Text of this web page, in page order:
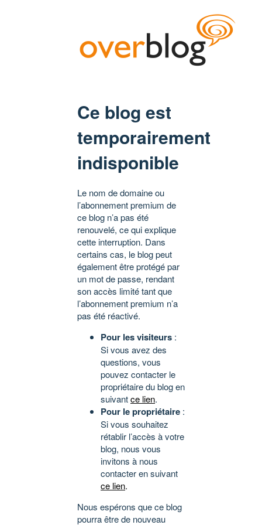
Ce blog est
temporairement
indisponible
Le nom de domaine ou
l’abonnement premium de
ce blog n’a pas été
renouvelé, ce qui explique
cette interruption. Dans
certains cas, le blog peut
également être protégé par
un mot de passe, rendant
son accès limité tant que
l’abonnement premium n’a
pas été réactivé.
Pour les visiteurs :
Si vous avez des
questions, vous
pouvez contacter le
propriétaire du blog en
suivantce lien.
Pour le propriétaire :
Si vous souhaitez
rétablir l’accès à votre
blog, nous vous
invitons à nous
contacter en suivant
ce lien.
Nous espérons que ce blog
pourra être de nouveau